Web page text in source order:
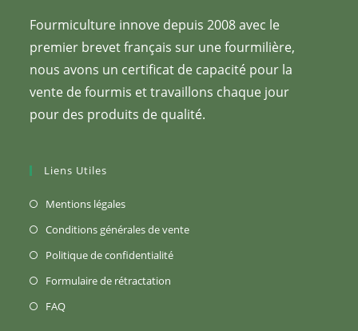
Fourmiculture innove depuis 2008 avec le
premier brevet français sur une fourmilière,
nous avons un certificat de capacité pour la
vente de fourmis et travaillons chaque jour
pour des produits de qualité.
Liens Utiles
Mentions légalesS’ouvre
nouvel
onglet
Conditions générales de venteS’ouvre
Politique de confidentialitéS’ouvre
Formulaire de rétractation
FAQS’ouvre